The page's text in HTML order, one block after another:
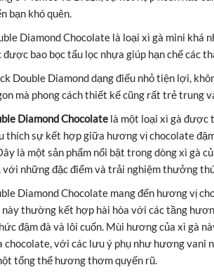
bạn khó quên.
Diamond Chocolate là loại xì gà mini khá
được bao bọc tẩu lọc nhựa giúp hạn chế các
Double Diamond dạng điếu nhỏ tiện lợi,
mà phong cách thiết kế cũng rất trẻ trung
Diamond Chocolate là một loại xì gà được
thích sự kết hợp giữa hương vị chocolate
là một sản phẩm nổi bật trong dòng xì gà
với những đặc điểm và trải nghiệm thưởng
Diamond Chocolate mang đến hương vị
thường kết hợp hài hòa với các tầng
đậm đà và lôi cuốn. Mùi hương của xì gà
chocolate, với các lưu ý phụ như hương vani
tổng thể hương thơm quyến rũ.